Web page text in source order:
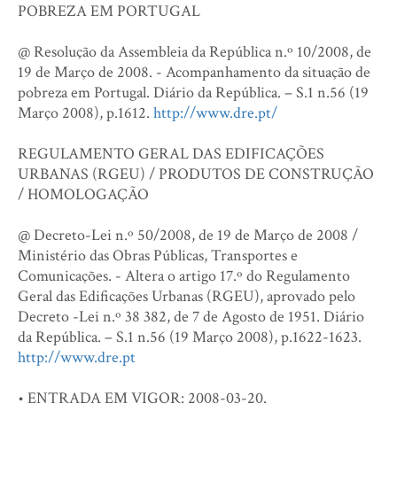
POBREZA EM PORTUGAL
@ Resolução da Assembleia da República n.º 10/2008, de
19 de Março de 2008. - Acompanhamento da situação de
pobreza em Portugal. Diário da República. – S.1 n.56 (19
Março 2008), p.1612. http://www.dre.pt/
REGULAMENTO GERAL DAS EDIFICAÇÕES
URBANAS (RGEU) / PRODUTOS DE CONSTRUÇÃO
/ HOMOLOGAÇÃO
@ Decreto-Lei n.º 50/2008, de 19 de Março de 2008 /
Ministério das Obras Públicas, Transportes e
Comunicações. - Altera o artigo 17.º do Regulamento
Geral das Edificações Urbanas (RGEU), aprovado pelo
Decreto -Lei n.º 38 382, de 7 de Agosto de 1951. Diário
da República. – S.1 n.56 (19 Março 2008), p.1622-1623.
http://www.dre.pt
• ENTRADA EM VIGOR: 2008-03-20.